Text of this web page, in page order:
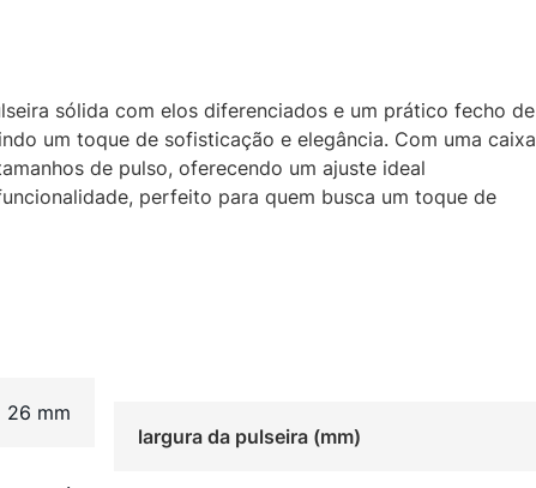
sólida com elos diferenciados e um prático fecho de
um toque de sofisticação e elegância. Com uma caixa
de pulso, oferecendo um ajuste ideal
perfeito para quem busca um toque de
26 mm
.
largura da pulseira (mm)